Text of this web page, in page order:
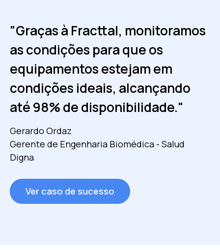
"Graças à Fracttal, monitoramos
as condições para que os
equipamentos estejam em
condições ideais, alcançando
até 98% de disponibilidade."
Gerardo Ordaz
Gerente de Engenharia Biomédica - Salud
Digna
Ver caso de sucesso
"Com a Fracttal, alcançamos
70% de manutenção preventiva
em comparação com 30%
corretiva, e continuamos
avançando para uma
programação ainda maior."
Jorge Medrano